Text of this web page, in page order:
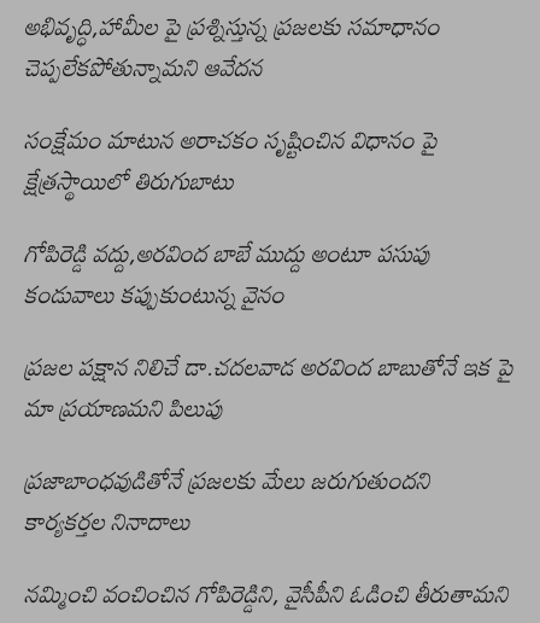
అభివృద్ధి,హామీల పై ప్రశ్నిస్తున్న ప్రజలకు సమాధానం
చెప్పలేకపోతున్నామని ఆవేదన
సంక్షేమం మాటున అరాచకం సృష్టించిన విధానం పై
క్షేత్రస్థాయిలో తిరుగుబాటు
గోపిరెడ్డి వద్దు,అరవింద బాబే ముద్దు అంటూ పసుపు
కండువాలు కప్పుకుంటున్న వైనం
ప్రజల పక్షాన నిలిచే డా.చదలవాడ అరవింద బాబుతోనే ఇక పై
మా ప్రయాణమని పిలుపు
ప్రజాబాంధవుడితోనే ప్రజలకు మేలు జరుగుతుందని
కార్యకర్తల నినాదాలు
నమ్మించి వంచించిన గోపిరెడ్డిని, వైసీపీని ఓడించి తీరుతామని